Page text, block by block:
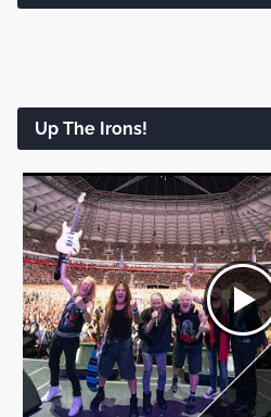
Up The Irons!